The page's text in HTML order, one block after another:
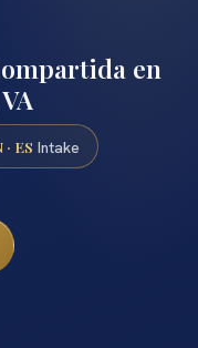
en
· ES Intake